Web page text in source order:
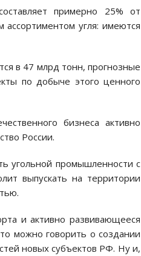
примерно 25% от
угля: имеются
в 47 млрд тонн, прогнозные
по добыче этого ценного
бизнеса активно
России.
угольной промышленности с
выпускать на территории
и активно развивающееся
можно говорить о создании
новых субъектов РФ. Ну и,